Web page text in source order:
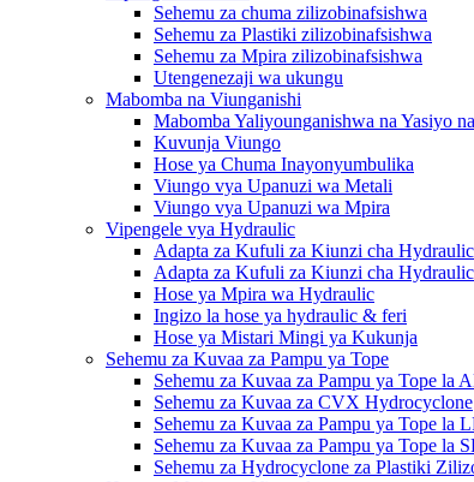
Sehemu za chuma zilizobinafsishwa
Sehemu za Plastiki zilizobinafsishwa
Sehemu za Mpira zilizobinafsishwa
Utengenezaji wa ukungu
Mabomba na Viunganishi
Mabomba Yaliyounganishwa na Yasiyo
Kuvunja Viungo
Hose ya Chuma Inayonyumbulika
Viungo vya Upanuzi wa Metali
Viungo vya Upanuzi wa Mpira
Vipengele vya Hydraulic
Adapta za Kufuli za Kiunzi cha
Adapta za Kufuli za Kiunzi cha
Hose ya Mpira wa Hydraulic
Ingizo la hose ya hydraulic & feri
Hose ya Mistari Mingi ya Kukunja
Sehemu za Kuvaa za Pampu ya Tope
Sehemu za Kuvaa za Pampu ya Tope la
Sehemu za Kuvaa za CVX Hydrocyclone
Sehemu za Kuvaa za Pampu ya Tope la
Sehemu za Kuvaa za Pampu ya Tope la
Sehemu za Hydrocyclone za Plastiki